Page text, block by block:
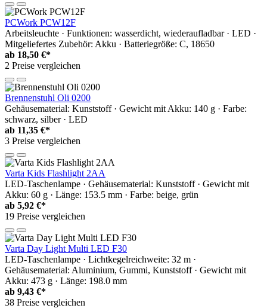
PCWork PCW12F
Arbeitsleuchte · Funktionen: wasserdicht, wiederaufladbar · LED ·
Mitgeliefertes Zubehör: Akku · Batteriegröße: C, 18650
ab 18,50 €*
2 Preise vergleichen
Brennenstuhl Oli 0200
Gehäusematerial: Kunststoff · Gewicht mit Akku: 140 g · Farbe:
schwarz, silber · LED
ab 11,35 €*
3 Preise vergleichen
Varta Kids Flashlight 2AA
LED-Taschenlampe · Gehäusematerial: Kunststoff · Gewicht mit
Akku: 60 g · Länge: 153.5 mm · Farbe: beige, grün
ab 5,92 €*
19 Preise vergleichen
Varta Day Light Multi LED F30
LED-Taschenlampe · Lichtkegelreichweite: 32 m ·
Gehäusematerial: Aluminium, Gummi, Kunststoff · Gewicht mit
Akku: 473 g · Länge: 198.0 mm
ab 9,43 €*
38 Preise vergleichen